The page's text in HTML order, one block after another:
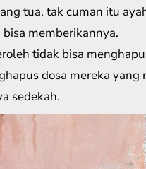
tua. tak cuman itu
memberikannya.
tidak bisa
dosa mereka yang
sedekah.